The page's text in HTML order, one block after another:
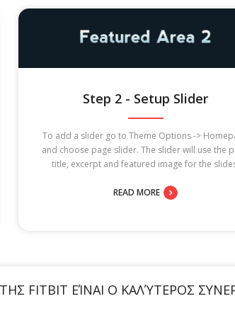
Step 2 - Setup Slider
To add a slider go to Theme Options ->
and choose page slider. The slider will use the
title, excerpt and featured image for the
READ MORE
FITBIT ΕΊΝΑΙ Ο ΚΑΛΎΤΕΡΟΣ